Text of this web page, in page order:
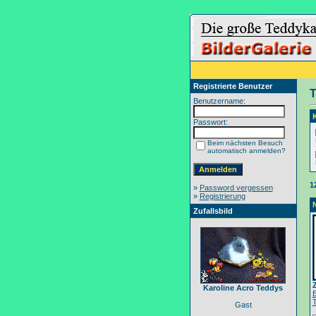
Registrierte Benutzer
Benutzername:
Passwort:
Beim nächsten Besuch
automatisch anmelden?
» Password vergessen
» Registrierung
Zufallsbild
Karoline Acro Teddys
Gast